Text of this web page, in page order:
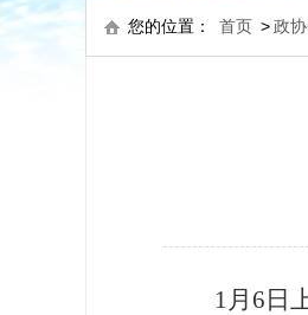
领导之窗
您的位置： 首页 >政
1月 6 日